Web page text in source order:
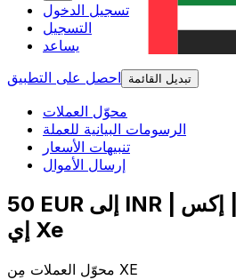
تسجيل الدخول
التسجيل
يساعد
احصل على التطبيق
تبديل القائمة
محوّل العملات
الرسومات البيانية للعملة
تنبيهات الأسعار
إرسال الأموال
50 EUR إلى INR | حوِّل - إلى اليورو | إكس
إي Xe
محوّل العملات مِن XE